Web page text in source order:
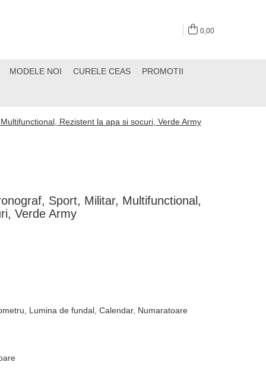
0,00
MODELE NOI CURELE CEAS PROMOTII
Rezistent la apa si socuri, Verde Army
Sport, Militar, Multifunctional,
Verde Army
Lumina de fundal, Calendar, Numaratoare